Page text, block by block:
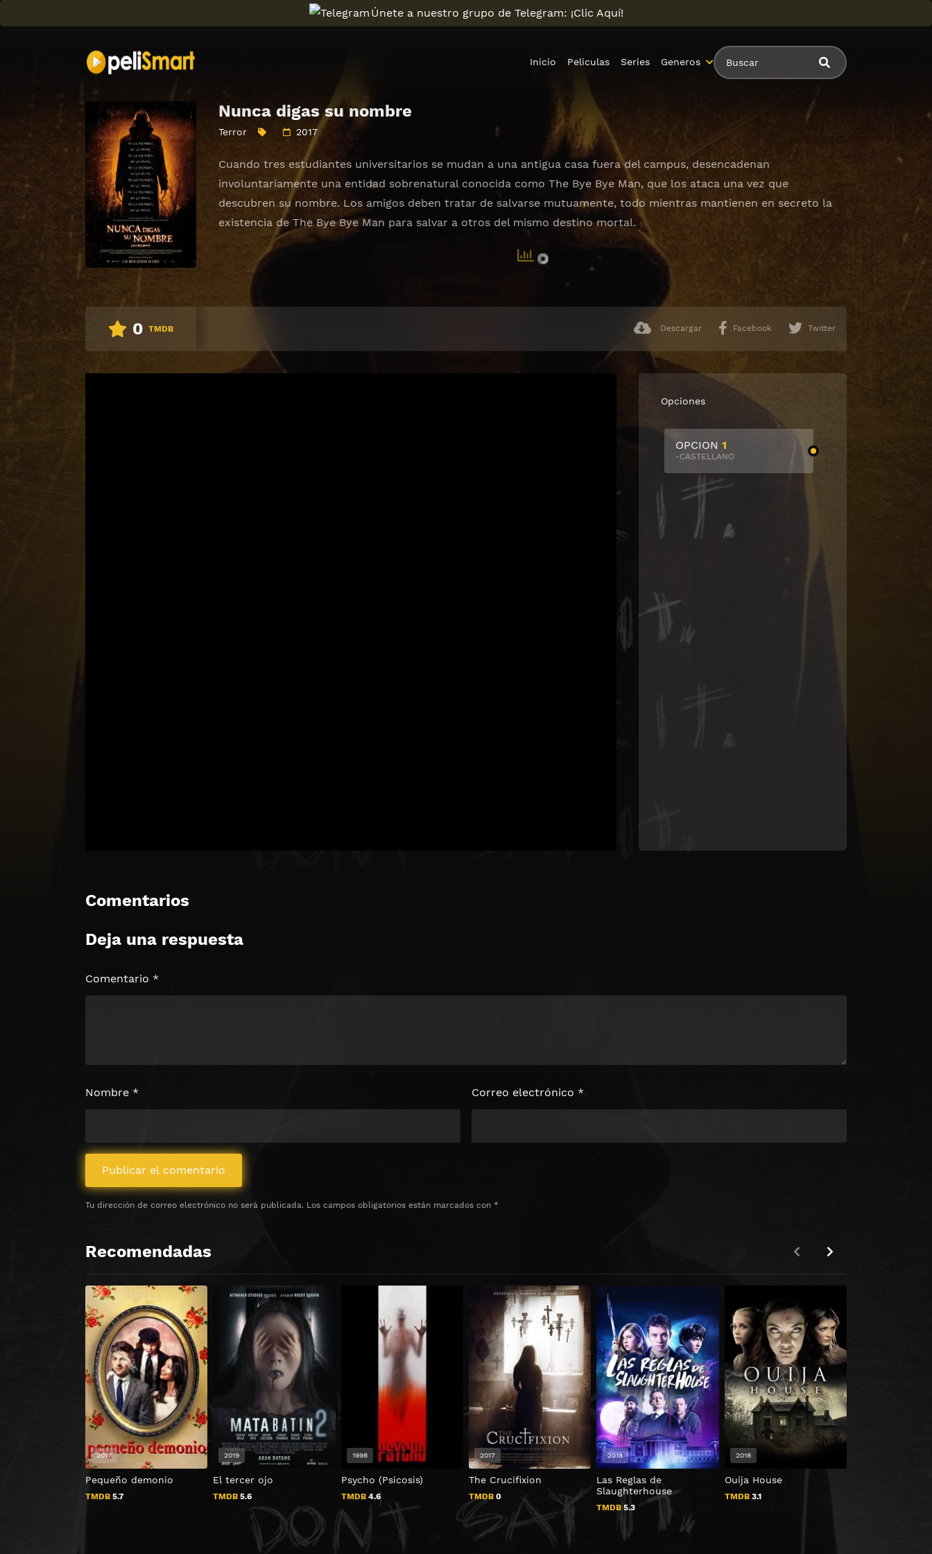
Únete a nuestro grupo de Telegram: ¡Clic Aquí!
Inicio Peliculas Series Generos
Nunca digas su nombre
Terror 2017
Cuando tres estudiantes universitarios se mudan a una antigua casa fuera del campus, desencadenan
involuntariamente una entidad sobrenatural conocida como The Bye Bye Man, que los ataca una vez que
descubren su nombre. Los amigos deben tratar de salvarse mutuamente, todo mientras mantienen en secreto la
existencia de The Bye Bye Man para salvar a otros del mismo destino mortal.
0 TMDB Descargar Facebook Twitter
🔒 Acceso Requerido
Opciones
OPCION 1
-CASTELLANO
Comentarios
Deja una respuesta
Tu dirección de correo electrónico no será publicada. Los campos obligatorios están marcados con *
Comentario *
Nombre * Correo electrónico *
Recomendadas
Pequeño demonio
TMDB 5.7
2017
El tercer ojo
TMDB 5.6
2019
Psycho (Psicosis)
TMDB4.6
1998
The Crucifixion
TMDB0
2017
Las Reglas de
Slaughterhouse
TMDB 5.3
2018
Ouija House
TMDB3.1
2018